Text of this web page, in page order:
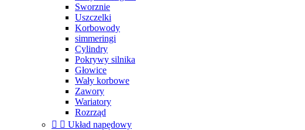
Sworznie
Uszczelki
Korbowody
simmeringi
Cylindry
Pokrywy silnika
Głowice
Wały korbowe
Zawory
Wariatory
Rozrząd
  Układ napędowy